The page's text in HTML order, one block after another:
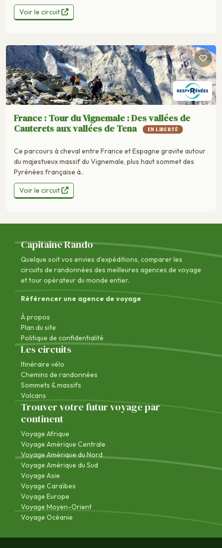
Voir le circuit
France : Tour du Vignemale : Des vallées de
Cauterets aux vallées de Tena
EN LIBERTÉ
Ce parcours à cheval entre France et Espagne gravite autour
du majestueux massif du Vignemale, plus haut sommet des
Pyrénées française à..
Voir le circuit
Capitaine Rando
Quelque soit vos envies d'expéditions, comparer les
circuits de randonnées des meilleures agences de voyage
et tour opérateur du monde entier.
Référencer une agence de voyage
À propos
Plan du site
Politique de confidentialité
Les circuits
Itinéraire vélo
Chemins de randonnées
Sommets & massifs
Volcans
Trouver votre futur voyage par
continent
Voyage Afrique
Voyage Amérique Centrale
Voyage Amérique du Nord
Voyage Amérique du Sud
Voyage Asie
Voyage Caraïbes
Voyage Europe
Voyage Moyen-Orient
Voyage Océanie